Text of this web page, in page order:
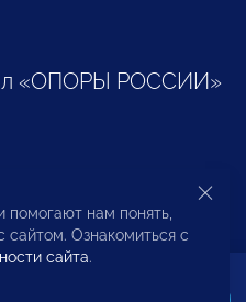
«ОПОРЫ РОССИИ»
и
нам понять,
сайтом. Ознакомиться с
сайта.